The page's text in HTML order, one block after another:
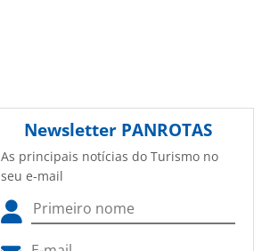
Newsletter PANROTAS
As principais notícias do Turismo no
seu e-mail